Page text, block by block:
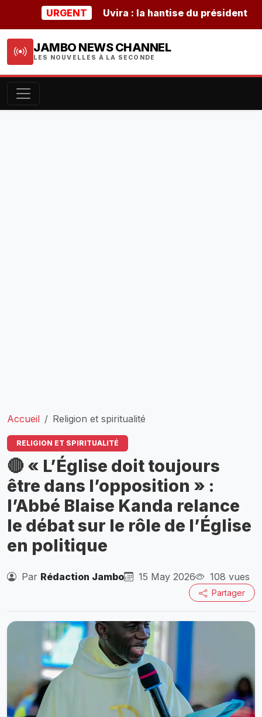
URGENT Uvira : la hantise du président
JAMBO NEWS CHANNEL
LES NOUVELLES À LA SECONDE
Accueil Religion et spiritualité
RELIGION ET SPIRITUALITÉ
🔴 « L’Église doit toujours
être dans l’opposition » :
l’Abbé Blaise Kanda relance
le débat sur le rôle de l’Église
en politique
Par Rédaction Jambo 15 May 2026 108 vues
Partager